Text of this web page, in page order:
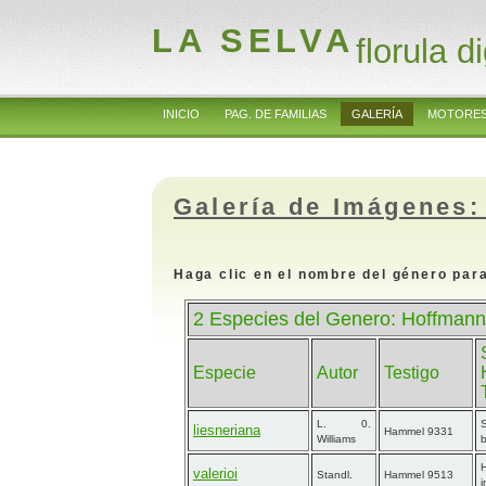
LA SELVAflorula
INICIO PAG. DE FAMILIAS GALERÍA
Galería de
Haga clic en el nombre del género
2 Especies del Genero:
Especie Autor Testigo
liesneriana
L. 0.
Williams
Hammel 9331
valerioi Standl. Hammel 9513